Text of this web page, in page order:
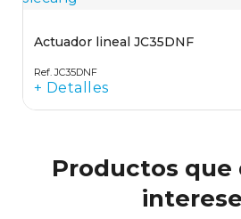
Actuador lineal JC35DNF
+ Detalles
Ref. JC35DNF
Productos que